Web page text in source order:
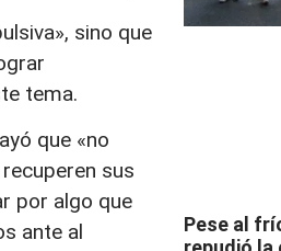
sino que
tema.
que «no
sus
por algo que
ante al
Pese al